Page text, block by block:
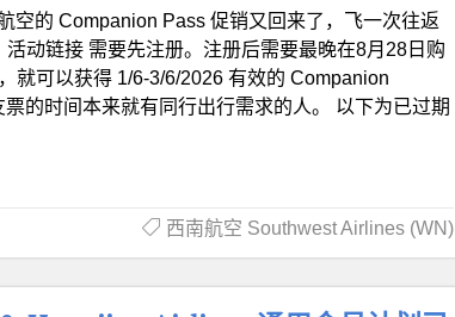
空的 Companion Pass 促销又回来了，飞一次往返
动链接 需要先注册。注册后需要最晚在8月28日购
就可以获得 1/6-3/6/2026 有效的 Companion
的时间本来就有同行出行需求的人。 以下为已过期
西南航空 Southwest Airlines (WN)